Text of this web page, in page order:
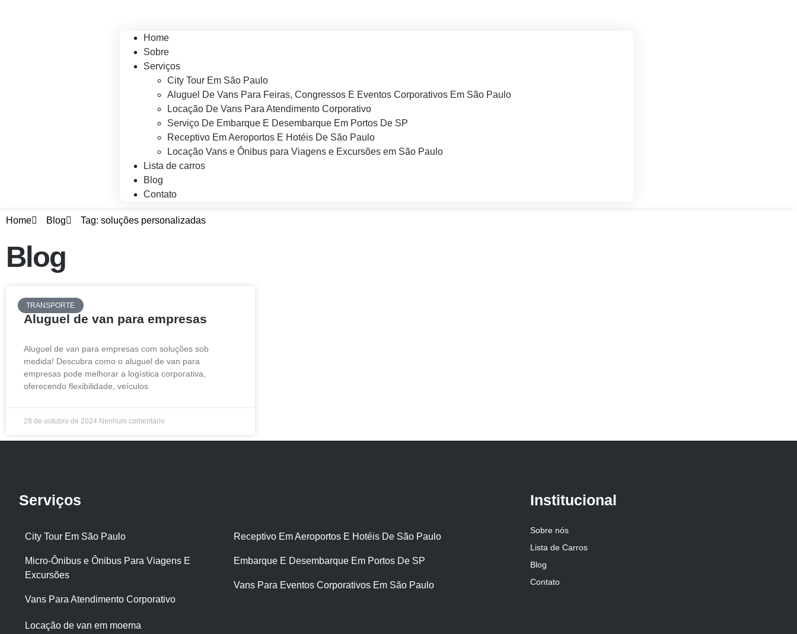
Home
Sobre
Serviços
City Tour Em São Paulo
Aluguel De Vans Para Feiras, Congressos E Eventos Corporativos Em São Paulo
Locação De Vans Para Atendimento Corporativo
Serviço De Embarque E Desembarque Em Portos De SP
Receptivo Em Aeroportos E Hotéis De São Paulo
Locação Vans e Ônibus para Viagens e Excursões em São Paulo
Lista de carros
Blog
Contato
Home Blog Tag: soluções personalizadas
Blog
TRANSPORTE
Aluguel de van para empresas
Aluguel de van para empresas com soluções sob
medida! Descubra como o aluguel de van para
empresas pode melhorar a logística corporativa,
oferecendo flexibilidade, veículos
28 de outubro de 2024 Nenhum comentário
Serviços
City Tour Em São Paulo
Micro-Ônibus e Ônibus Para Viagens E
Excursões
Vans Para Atendimento Corporativo
Receptivo Em Aeroportos E Hotéis De São Paulo
Embarque E Desembarque Em Portos De SP
Vans Para Eventos Corporativos Em São Paulo
Locação de van em moema
Institucional
Sobre nós
Lista de Carros
Blog
Contato